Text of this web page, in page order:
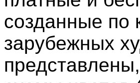
созданные по
зарубежных